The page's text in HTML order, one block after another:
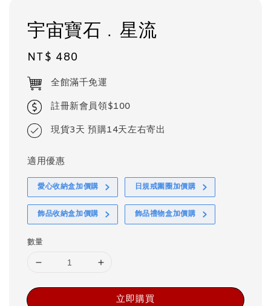
宇宙寶石﹒星流
Regular
price
NT$ 480
全館滿千免運
註冊新會員領$100
現貨3天 預購14天左右寄出
適用優惠
愛心收納盒加價購 日規戒圍圈加價購
飾品收納盒加價購 飾品禮物盒加價購
數量
立即購買